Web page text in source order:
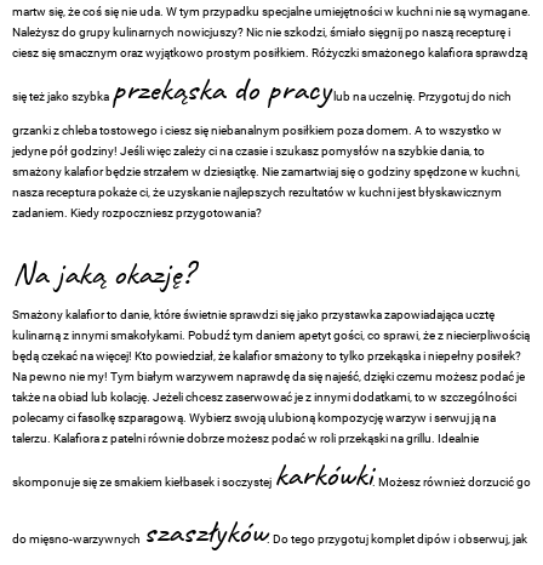
martw się, że coś się nie uda. W tym przypadku specjalne umiejętności w kuchni nie są wymagane.
Należysz do grupy kulinarnych nowicjuszy? Nic nie szkodzi, śmiało sięgnij po naszą recepturę i
ciesz się smacznym oraz wyjątkowo prostym posiłkiem. Różyczki smażonego kalafiora sprawdzą
się też jako szybka przekąska do pracylub na uczelnię. Przygotuj do nich
grzanki z chleba tostowego i ciesz się niebanalnym posiłkiem poza domem. A to wszystko w
jedyne pół godziny! Jeśli więc zależy ci na czasie i szukasz pomysłów na szybkie dania, to
smażony kalafior będzie strzałem w dziesiątkę. Nie zamartwiaj się o godziny spędzone w kuchni,
nasza receptura pokaże ci, że uzyskanie najlepszych rezultatów w kuchni jest błyskawicznym
zadaniem. Kiedy rozpoczniesz przygotowania?
Na jaką okazję?
Smażony kalafior to danie, które świetnie sprawdzi się jako przystawka zapowiadająca ucztę
kulinarną z innymi smakołykami. Pobudź tym daniem apetyt gości, co sprawi, że z niecierpliwością
będą czekać na więcej! Kto powiedział, że kalafior smażony to tylko przekąska i niepełny posiłek?
Na pewno nie my! Tym białym warzywem naprawdę da się najeść, dzięki czemu możesz podać je
także na obiad lub kolację. Jeżeli chcesz zaserwować je z innymi dodatkami, to w szczególności
polecamy ci fasolkę szparagową. Wybierz swoją ulubioną kompozycję warzyw i serwuj ją na
talerzu. Kalafiora z patelni równie dobrze możesz podać w roli przekąski na grillu. Idealnie
skomponuje się ze smakiem kiełbasek i soczystej karkówki. Możesz również dorzucić go
do mięsno-warzywnych szaszłyków. Do tego przygotuj komplet dipów i obserwuj, jak